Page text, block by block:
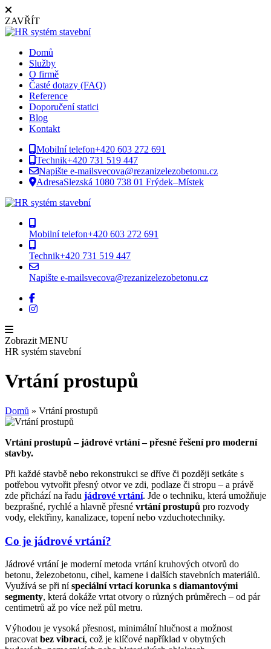
ZAVŘÍT
Domů
Služby
O firmě
Časté dotazy (FAQ)
Reference
Doporučení statici
Blog
Kontakt
Mobilní telefon+420 603 272 691
Technik+420 731 519 447
Napište e-mailsvecova@rezanizelezobetonu.cz
AdresaSlezská 1080 738 01 Frýdek–Místek
Mobilní telefon+420 603 272 691
Technik+420 731 519 447
Napište e-mailsvecova@rezanizelezobetonu.cz
Zobrazit MENU
HR systém stavební
Vrtání prostupů
Domů » Vrtání prostupů
Vrtání prostupů – jádrové vrtání – přesné řešení pro moderní
stavby.
Při každé stavbě nebo rekonstrukci se dříve či později setkáte s
potřebou vytvořit přesný otvor ve zdi, podlaze či stropu – a právě
zde přichází na řadu jádrové vrtání. Jde o techniku, která umožňuje
bezprašné, rychlé a hlavně přesné vrtání prostupů pro rozvody
vody, elektřiny, kanalizace, topení nebo vzduchotechniky.
Co je jádrové vrtání?
Jádrové vrtání je moderní metoda vrtání kruhových otvorů do
betonu, železobetonu, cihel, kamene i dalších stavebních materiálů.
Využívá se při níspeciální vrtací korunka s diamantovými
segmenty, která dokáže vrtat otvory o různých průměrech – od pár
centimetrů až po více než půl metru.
Výhodou je vysoká přesnost, minimální hlučnost a možnost
pracovat bez vibrací, což je klíčové například v obytných